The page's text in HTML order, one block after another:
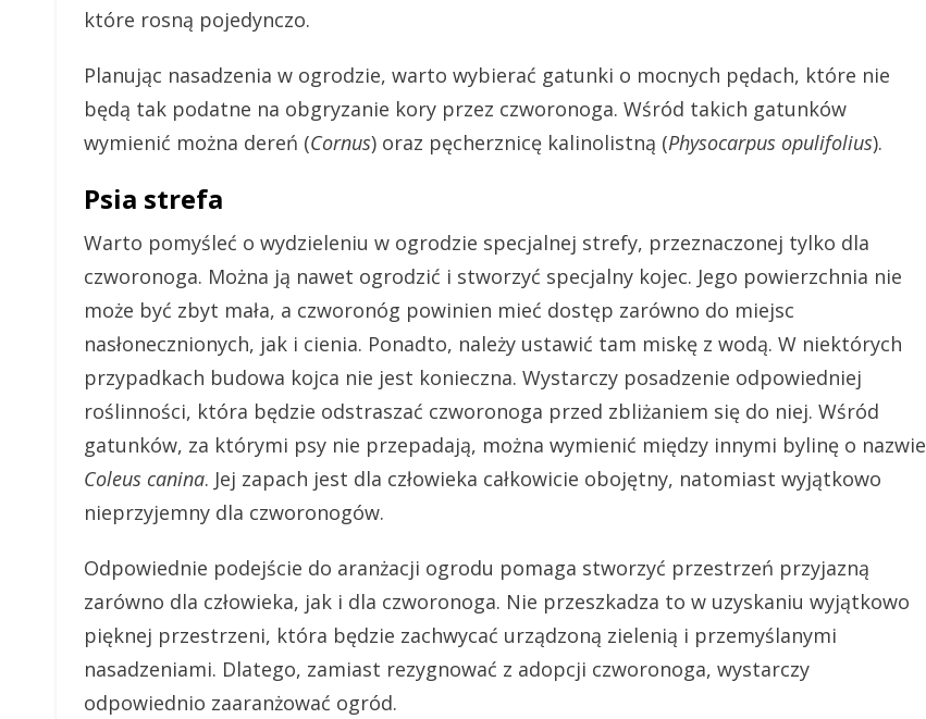
które rosną pojedynczo.
Planując nasadzenia w ogrodzie, warto wybierać gatunki o mocnych pędach, które nie
będą tak podatne na obgryzanie kory przez czworonoga. Wśród takich gatunków
wymienić można dereń (Cornus) oraz pęcherznicę kalinolistną (Physocarpus opulifolius).
Psia strefa
Warto pomyśleć o wydzieleniu w ogrodzie specjalnej strefy, przeznaczonej tylko dla
czworonoga. Można ją nawet ogrodzić i stworzyć specjalny kojec. Jego powierzchnia nie
może być zbyt mała, a czworonóg powinien mieć dostęp zarówno do miejsc
nasłonecznionych, jak i cienia. Ponadto, należy ustawić tam miskę z wodą. W niektórych
przypadkach budowa kojca nie jest konieczna. Wystarczy posadzenie odpowiedniej
roślinności, która będzie odstraszać czworonoga przed zbliżaniem się do niej. Wśród
gatunków, za którymi psy nie przepadają, można wymienić między innymi bylinę o nazwie
Coleus canina. Jej zapach jest dla człowieka całkowicie obojętny, natomiast wyjątkowo
nieprzyjemny dla czworonogów.
Odpowiednie podejście do aranżacji ogrodu pomaga stworzyć przestrzeń przyjazną
zarówno dla człowieka, jak i dla czworonoga. Nie przeszkadza to w uzyskaniu wyjątkowo
pięknej przestrzeni, która będzie zachwycać urządzoną zielenią i przemyślanymi
nasadzeniami. Dlatego, zamiast rezygnować z adopcji czworonoga, wystarczy
odpowiednio zaaranżować ogród.